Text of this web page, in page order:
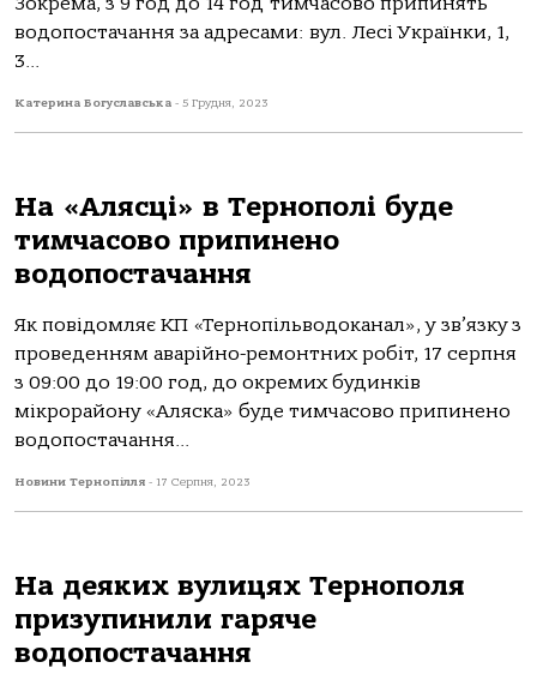
водопостачання за адресами: вул. Лесі Українки, 1,
3...
Катерина Богуславська - 5 Грудня, 2023
На «Алясці» в Тернополі буде
тимчасово припинено
водопостачання
Як повідомляє КП «Тернопільводоканал», у зв’язку з
проведенням аварійно-ремонтних робіт, 17 серпня
з 09:00 до 19:00 год, до окремих будинків
мікрорайону «Аляска» буде тимчасово припинено
водопостачання...
Новини Тернопілля - 17 Серпня, 2023
На деяких вулицях Тернополя
призупинили гаряче
водопостачання